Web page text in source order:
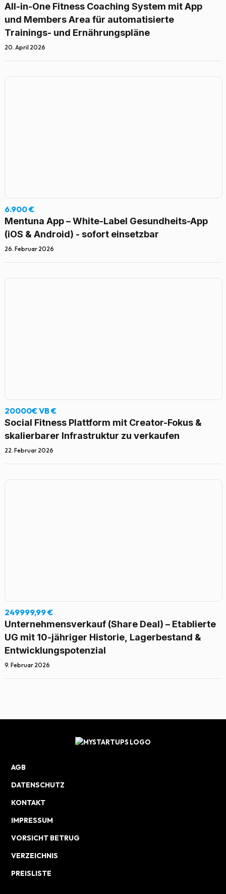
All-in-One Fitness Coaching System mit App
und Members Area für automatisierte
Trainings- und Ernährungspläne
20. April 2026
6.900 €
Mentuna App – White-Label Gesundheits-App
(iOS & Android) - sofort einsetzbar
26. Februar 2026
20000€ VB €
Social Fitness Plattform mit Creator-Fokus &
skalierbarer Infrastruktur zu verkaufen
22. Februar 2026
249999,99 €
Unternehmensverkauf (Share Deal) – Etablierte
UG mit 10-jähriger Historie, Lagerbestand &
Entwicklungspotenzial
9. Februar 2026
AGB
DATENSCHUTZ
KONTAKT
IMPRESSUM
VORSICHT BETRUG
VERZEICHNIS
PREISLISTE